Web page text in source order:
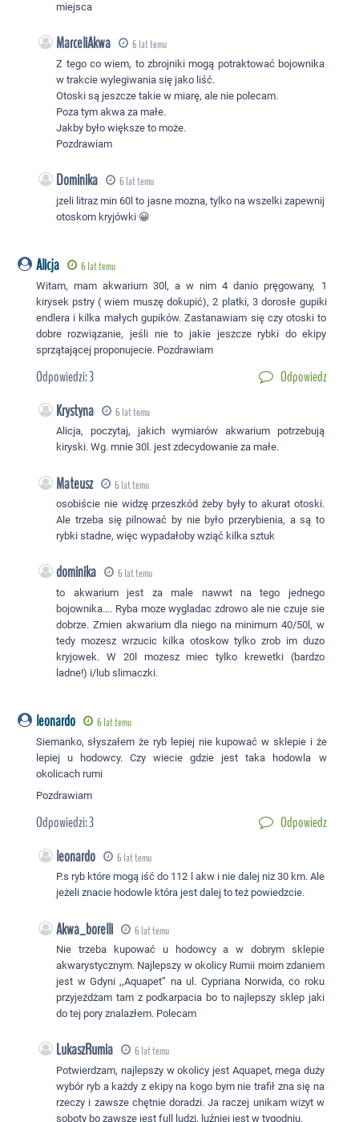
miejsca
MarceliAkwa 6 lat temu
Z tego co wiem, to zbrojniki mogą potraktować bojownika
w trakcie wylegiwania się jako liść.
Otoski są jeszcze takie w miarę, ale nie polecam.
Poza tym akwa za małe.
Jakby było większe to może.
Pozdrawiam
Dominika 6 lat temu
jzeli litraz min 60l to jasne mozna, tylko na wszelki zapewnij
otoskom kryjówki 😀
Alicja 6 lat temu
Witam, mam akwarium 30l, a w nim 4 danio pręgowany, 1
kirysek pstry ( wiem muszę dokupić), 2 platki, 3 dorosłe gupiki
endlera i kilka małych gupików. Zastanawiam się czy otoski to
dobre rozwiązanie, jeśli nie to jakie jeszcze rybki do ekipy
sprzątającej proponujecie. Pozdrawiam
Odpowiedzi:3 Odpowiedz
Krystyna 6 lat temu
Alicja, poczytaj, jakich wymiarów akwarium potrzebują
kiryski. Wg. mnie 30l. jest zdecydowanie za małe.
Mateusz 6 lat temu
osobiście nie widzę przeszkód żeby były to akurat otoski.
Ale trzeba się pilnować by nie było przerybienia, a są to
rybki stadne, więc wypadałoby wziąć kilka sztuk
dominika 6 lat temu
to akwarium jest za male nawwt na tego jednego
bojownika…. Ryba moze wygladac zdrowo ale nie czuje sie
dobrze. Zmien akwarium dla niego na minimum 40/50l, w
tedy mozesz wrzucic kilka otoskow tylko zrob im duzo
kryjowek. W 20l mozesz miec tylko krewetki (bardzo
ladne!) i/lub slimaczki.
leonardo 6 lat temu
Siemanko, słyszałem że ryb lepiej nie kupować w sklepie i że
lepiej u hodowcy. Czy wiecie gdzie jest taka hodowla w
okolicach rumi
Pozdrawiam
Odpowiedzi:3 Odpowiedz
leonardo 6 lat temu
P.s ryb które mogą iść do 112 l akw i nie dalej niz 30 km. Ale
jeżeli znacie hodowle która jest dalej to też powiedzcie.
Akwa_borelli 6 lat temu
Nie trzeba kupować u hodowcy a w dobrym sklepie
akwarystycznym. Najlepszy w okolicy Rumii moim zdaniem
jest w Gdyni ,,Aquapet” na ul. Cypriana Norwida, co roku
przyjeżdżam tam z podkarpacia bo to najlepszy sklep jaki
do tej pory znalazłem. Polecam
LukaszRumia 6 lat temu
Potwierdzam, najlepszy w okolicy jest Aquapet, mega duży
wybór ryb a każdy z ekipy na kogo bym nie trafił zna się na
rzeczy i zawsze chętnie doradzi. Ja raczej unikam wizyt w
soboty bo zawsze jest full ludzi, luźniej jest w tygodniu.